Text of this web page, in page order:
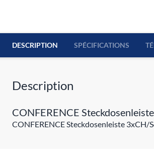
DESCRIPTION SPÉCIFICATIONS
Description
CONFERENCE
CONFERENCE Steckdosenleiste 3xCH/